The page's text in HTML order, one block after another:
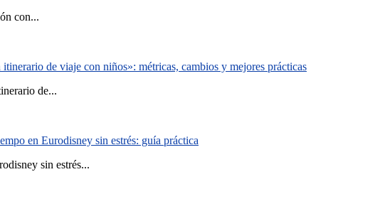
con...
de viaje con niños»: métricas, cambios y mejores prácticas
de...
en Eurodisney sin estrés: guía práctica
sin estrés...